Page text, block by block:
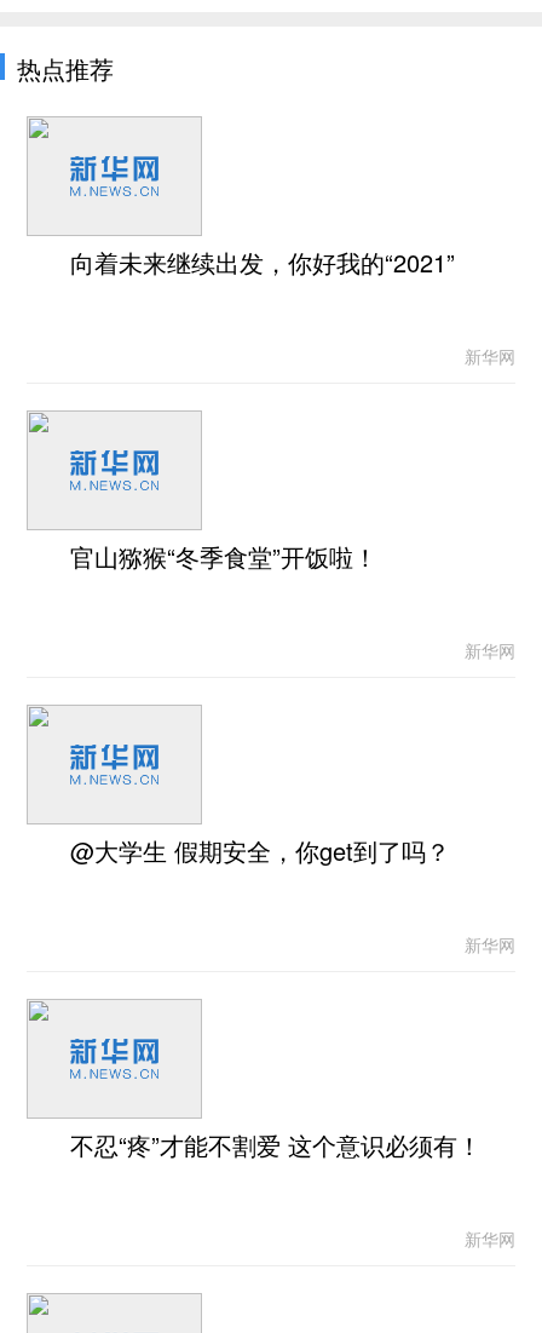
热点推荐
向着未来继续出发，你好我的“2021”
新华网
官山猕猴“冬季食堂”开饭啦！
新华网
@大学生 假期安全，你get到了吗？
新华网
不忍“疼”才能不割爱 这个意识必须有！
新华网